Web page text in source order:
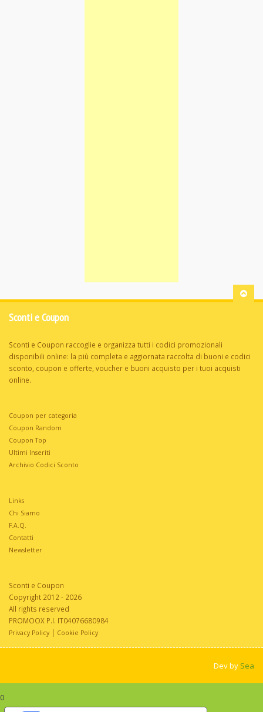
Sconti e Coupon
Sconti e Coupon raccoglie e organizza tutti i codici promozionali
disponibili online: la più completa e aggiornata raccolta di buoni e codici
sconto, coupon e offerte, voucher e buoni acquisto per i tuoi acquisti
online.
Coupon per categoria
Coupon Random
Coupon Top
Ultimi Inseriti
Archivio Codici Sconto
Links
Chi Siamo
F.A.Q.
Contatti
Newsletter
Sconti e Coupon
Copyright 2012 - 2026
All rights reserved
PROMOOX P.I. IT04076680984
Privacy Policy | Cookie Policy
Dev by Sea
0